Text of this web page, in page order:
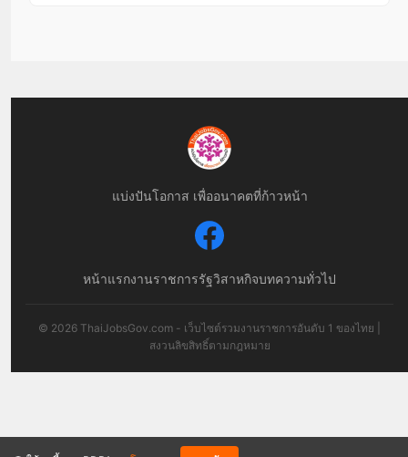
แบ่งปันโอกาส เพื่ออนาคตที่ก้าวหน้า
หน้าแรกงานราชการรัฐวิสาหกิจบทความทั่วไป
© 2026 ThaiJobsGov.com - เว็บไซต์รวมงานราชการอันดับ 1 ของไทย |
สงวนลิขสิทธิ์ตามกฎหมาย